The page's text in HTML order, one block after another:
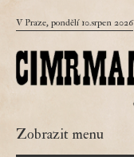
V Praze, pondělí 10.srpen 2026
Zobrazit menu